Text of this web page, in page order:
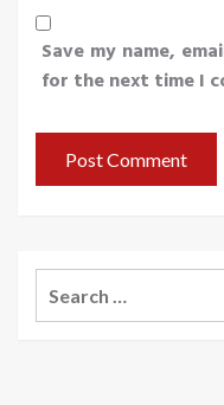
Save my name,
for the next time I
for: